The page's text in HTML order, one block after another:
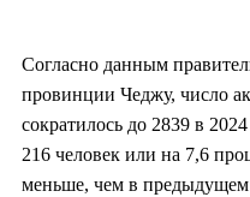
Согласно данным
провинции Чеджу, число
сократилось до 2839 в
216 человек или на 7,6
меньше, чем в предыдущем